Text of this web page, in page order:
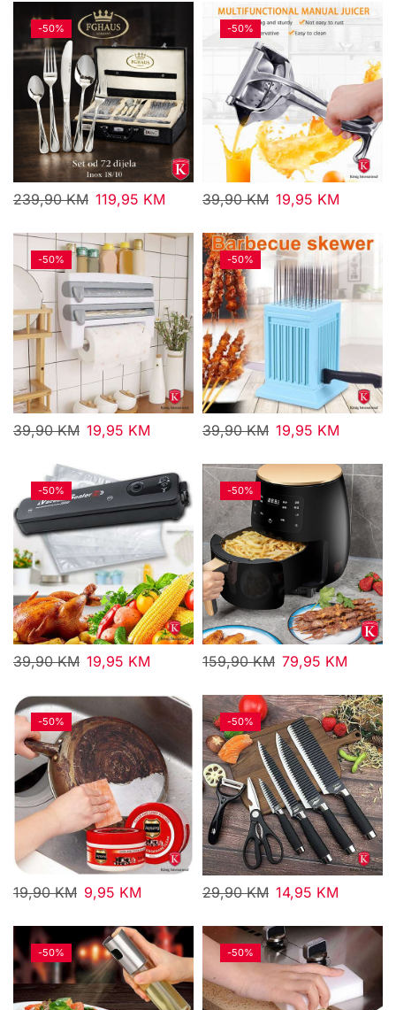
-50%
239,90KM 119,95 KM
-50%
39,90KM 19,95 KM
-50%
39,90KM 19,95 KM
-50%
39,90KM 19,95 KM
-50%
39,90KM 19,95 KM
-50%
159,90KM 79,95 KM
-50%
19,90KM 9,95 KM
-50%
29,90KM 14,95 KM
-50% -50%